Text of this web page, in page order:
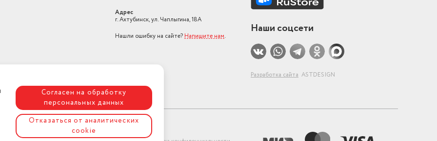
Адрес
г. Ахтубинск, ул. Чаплыгина, 18А
Нашли ошибку на сайте? Напишите нам.
Наши соцсети
Разработка сайта ASTDESIGN
Согласен на обработку
персональных данных
Отказаться от аналитических
cookie